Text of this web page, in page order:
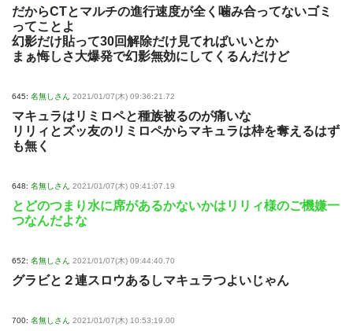
だからCTとマルチの進行速度が全く噛み合ってないゴミ
ってことよ
幻影だけ貼って30回解除だけ見てればいいとか
まぁ悔しさ大爆発で幻影無効にしてくるんだけど
645: 名無しさん 2021/01/07(木) 09:36:21.72
マキュラはリミロペと種族被るのが痛いな
リリィとズッ友のリミロペからマキュラは枠を奪えるはず
も無く
648: 名無しさん 2021/01/07(木) 09:41:07.19
とどのつまり水に席があるかないかはリリィ様のご機嫌一
つなんだよな
652: 名無しさん 2021/01/07(木) 09:44:40.70
グラビと２連スロウあるしマキュラつよいじゃん
700: 名無しさん 2021/01/07(木) 10:53:19.00